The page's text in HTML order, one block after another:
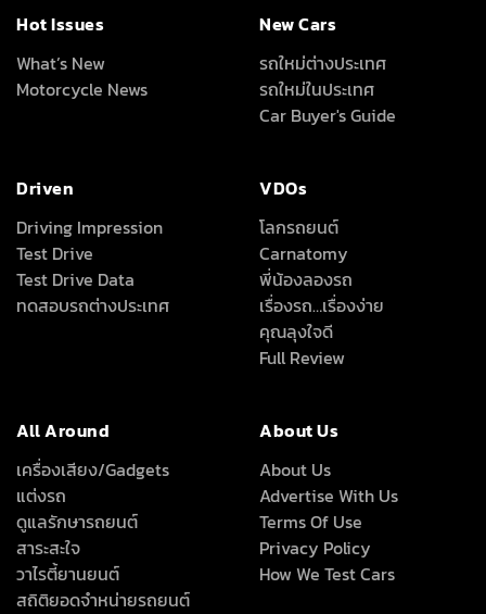
Hot Issues
What’s New
Motorcycle News
New Cars
รถใหม่ต่างประเทศ
รถใหม่ในประเทศ
Car Buyer's Guide
Driven
Driving Impression
Test Drive
Test Drive Data
ทดสอบรถต่างประเทศ
VDOs
โลกรถยนต์
Carnatomy
พี่น้องลองรถ
เรื่องรถ…เรื่องง่าย
คุณลุงใจดี
Full Review
All Around
เครื่องเสียง/Gadgets
แต่งรถ
ดูแลรักษารถยนต์
สาระสะใจ
วาไรตี้ยานยนต์
สถิติยอดจำหน่ายรถยนต์
About Us
About Us
Advertise With Us
Terms Of Use
Privacy Policy
How We Test Cars